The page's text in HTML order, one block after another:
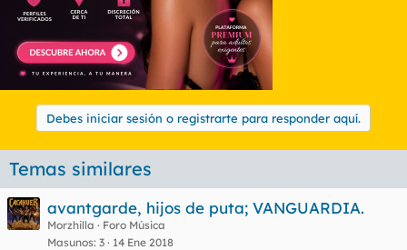
Debes iniciar sesión o registrarte para responder aquí.
Temas similares
avantgarde, hijos de puta; VANGUARDIA.
Morzhilla
Foro Música
Masunos 3 14 Ene 2018